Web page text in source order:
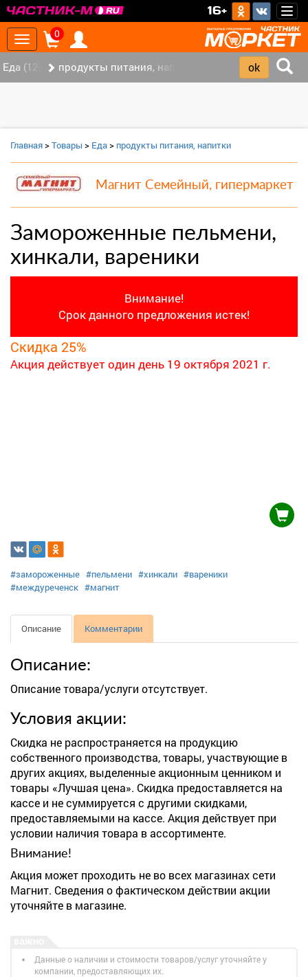
16+
Toggle
navigation
0
Еда (12) продукты питания, напитки (7)
Главная>Товары > Еда> продукты питания, напитки
Магнит Семейный, гипермаркет
Замороженные пельмени,
хинкали, вареники
Внимание!
Срок данного предложения истек!
Скидка 25%
Акция действует один день 19 октября 2021 г.
#замороженные #пельмени #хинкали #вареники
#междуреченск #магнит
Описание Комментарии
Описание:
Описание товара/услуги отсутствует.
Условия акции:
Скидка не распространяется на продукцию
собственного производства, товары, участвующие в
других акциях, выделенные акционным ценником и
товары «Лучшая цена». Скидка предоставляется на
кассе и не суммируется с другими скидками,
предоставляемыми на кассе. Акция действует при
условии наличия товара в ассортименте.
Внимание!
Акция может проходить не во всех магазинах сети
Магнит. Сведения о фактическом действии акции
уточняйте в магазине.
Данные о наличии и стоимости товаров/услуг уточняйте у
компании, предоставляющих их.